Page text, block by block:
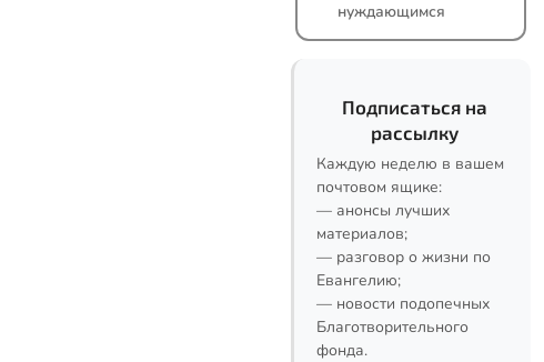
нуждающимся
Подписаться на
рассылку
Каждую неделю в вашем
почтовом ящике:
— анонсы лучших
материалов;
— разговор о жизни по
Евангелию;
— новости подопечных
Благотворительного
фонда.